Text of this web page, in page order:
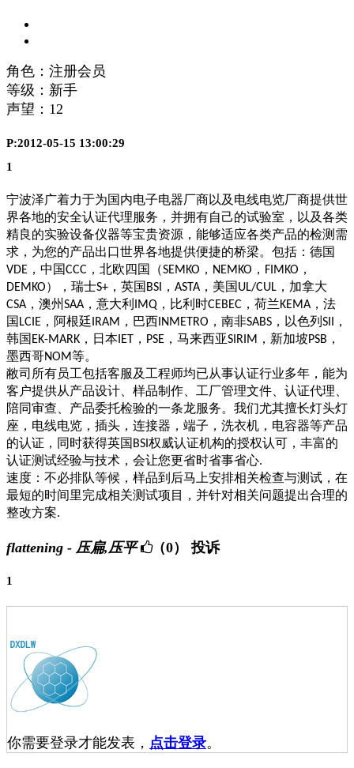
角色：注册会员
等级：新手
声望： 12
P:2012-05-15 13:00:29
1
宁波泽广着力于为国内电子电器厂商以及电线电览厂商提供世
界各地的安全认证代理服务，并拥有自己的试验室，以及各类
精良的实验设备仪器等宝贵资源，能够适应各类产品的检测需
求，为您的产品出口世界各地提供便捷的桥梁。包括：德国
VDE ，中国CCC ，北欧四国（SEMKO ， NEMKO ， FIMKO ，
DEMKO），瑞士S+ ，英国 BSI ， ASTA ，美国UL/CUL ，加拿大
CSA ，澳州SAA ，意大利 IMQ ，比利时CEBEC ，荷兰KEMA ，法
国 LCIE ，阿根廷 IRAM ，巴西 INMETRO ，南非SABS ，以色列 SII
，
韩国 EK-MARK ，日本 IET ， PSE ，马来西亚SIRIM ，新加坡PSB ，
墨西哥NOM等。
敝司所有员工包括客服及工程师均已从事认证行业多年，能为
客户提供从产品设计、样品制作、工厂管理文件、认证代理、
陪同审查、产品委托检验的一条龙服务。我们尤其擅长灯头灯
座，电线电览，插头，连接器，端子，洗衣机，电容器等产品
的认证，同时获得英国 BSI 权威认证机构的授权认可，丰富的
认证测试经验与技术，会让您更省时省事省心.
速度：不必排队等候，样品到后马上安排相关检查与测试，在
最短的时间里完成相关测试项目，并针对相关问题提出合理的
整改方案.
flattening - 压扁,压平 （0） 投诉
1
你需要登录才能发表， 点击登录。